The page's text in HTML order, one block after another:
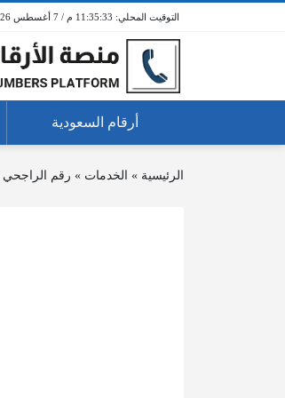
11:35:33 م / 7 أغسطس 2026
أرقام السعودية
الرئيسية » الخدمات » رقم الراجحي ٢٤ ساعة خدمة العملاء